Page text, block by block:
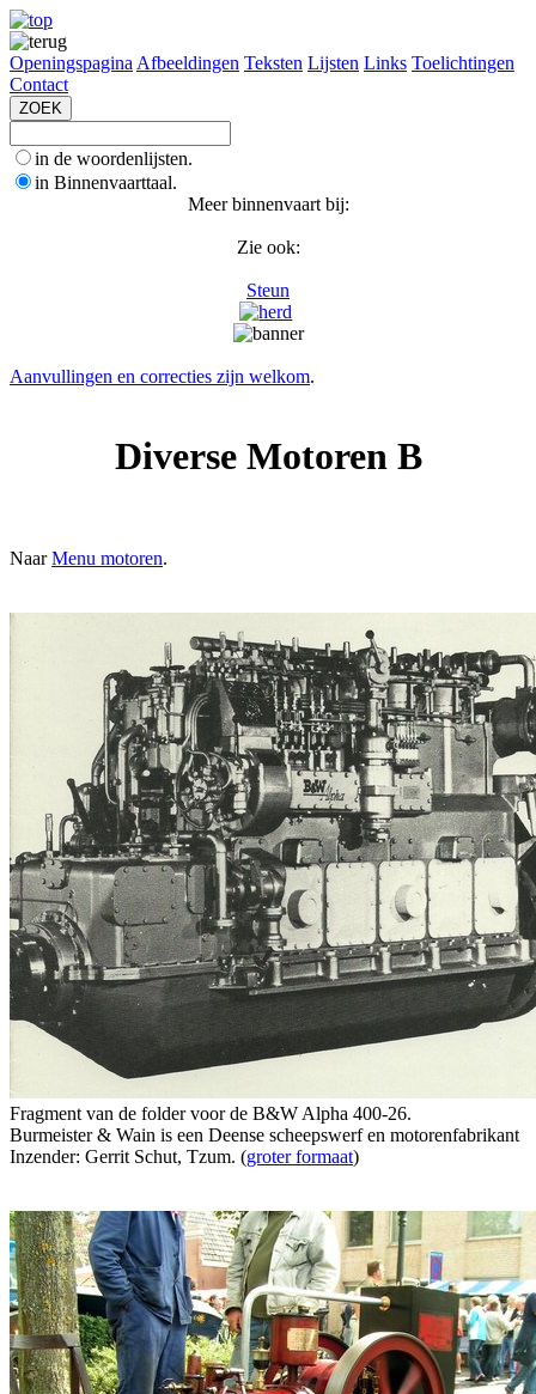
Openingspagina Afbeeldingen Teksten Lijsten Links Toelichtingen
Contact
in de woordenlijsten.
in Binnenvaarttaal.
Meer binnenvaart bij:
Zie ook:
Steun
Aanvullingen en correcties zijn welkom.
Diverse Motoren B
NaarMenu motoren.
Fragment van de folder voor de B&W Alpha 400-26.
Burmeister & Wain is een Deense scheepswerf en motorenfabrikant
Inzender: Gerrit Schut, Tzum. (groter formaat)